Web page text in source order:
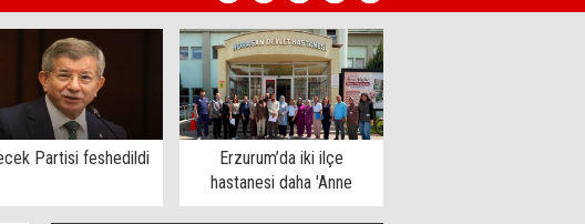
Partisi feshedildi
Erzurum’da iki ilçe
hastanesi daha 'Anne
Dostu' oldu